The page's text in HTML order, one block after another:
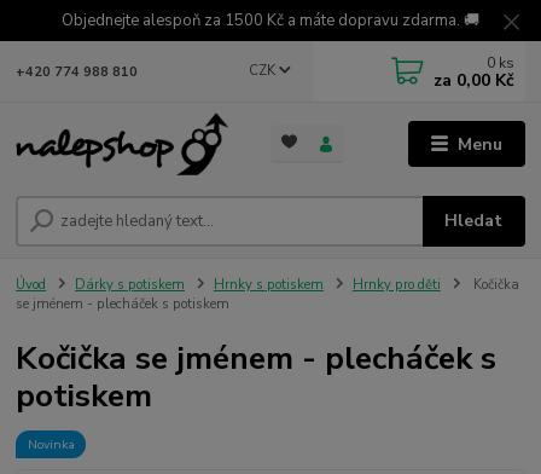
Objednejte alespoň za 1500 Kč a máte dopravu zdarma. 🚚
Menu
CZK
Hledat
+420 774 988 810 0 ks
za 0,00 Kč
Úvod Dárky s potiskem Hrnky s potiskem Hrnky pro děti
Kočička
se jménem - plecháček s potiskem
Kočička se jménem - plecháček s
potiskem
Novinka